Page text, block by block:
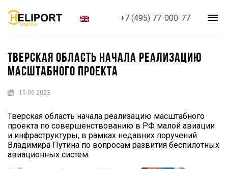
+7 (495) 77-000-77
ТВЕРСКАЯ ОБЛАСТЬ НАЧАЛА РЕАЛИЗАЦИЮ
МАСШТАБНОГО ПРОЕКТА
15.06.2023
Тверская область начала реализацию масштабного
проекта по совершенствованию в РФ малой авиации
и инфраструктуры, в рамках недавних поручений
Владимира Путина по вопросам развития беспилотных
авиационных систем.